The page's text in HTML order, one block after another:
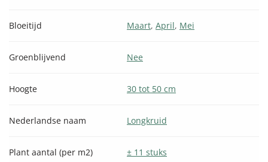
Bloeitijd Maart,April, Mei
Groenblijvend Nee
Hoogte 30 tot 50 cm
Nederlandse naam Longkruid
Plant aantal (per m2) ± 11 stuks